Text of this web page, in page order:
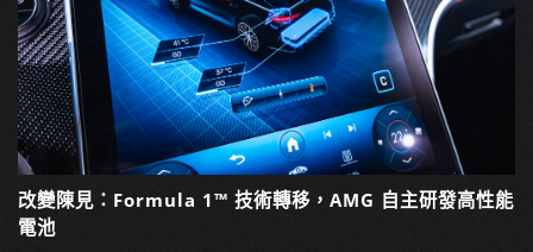
改變陳見：Formula 1™ 技術轉移，AMG 自主研發高性能
電池